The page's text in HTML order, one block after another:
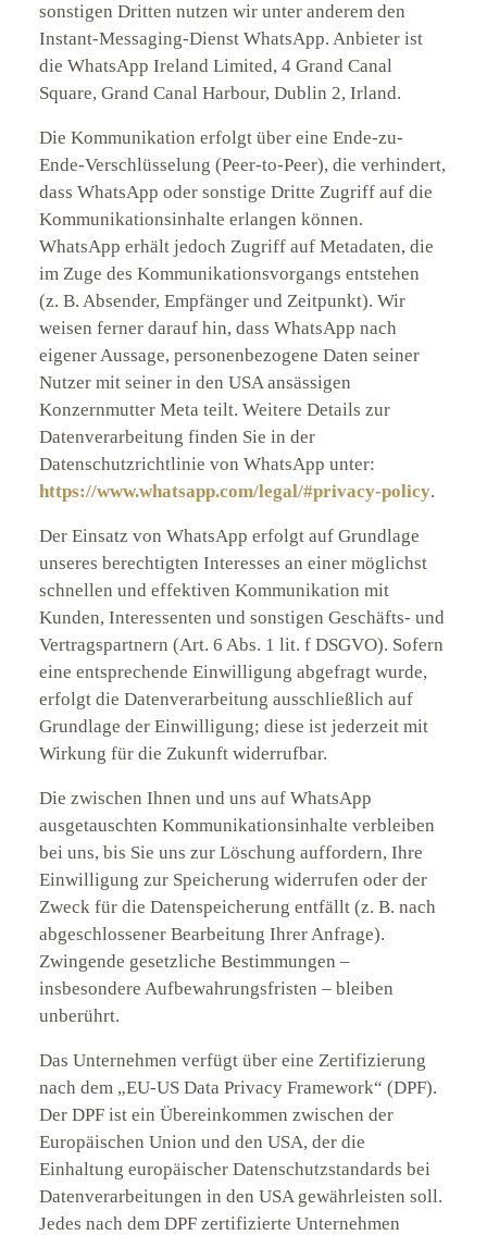
sonstigen Dritten nutzen wir unter anderem den
Instant-Messaging-Dienst WhatsApp. Anbieter ist
die WhatsApp Ireland Limited, 4 Grand Canal
Square, Grand Canal Harbour, Dublin 2, Irland.
Die Kommunikation erfolgt über eine Ende-zu-
Ende-Verschlüsselung (Peer-to-Peer), die verhindert,
dass WhatsApp oder sonstige Dritte Zugriff auf die
Kommunikationsinhalte erlangen können.
WhatsApp erhält jedoch Zugriff auf Metadaten, die
im Zuge des Kommunikationsvorgangs entstehen
(z. B. Absender, Empfänger und Zeitpunkt). Wir
weisen ferner darauf hin, dass WhatsApp nach
eigener Aussage, personenbezogene Daten seiner
Nutzer mit seiner in den USA ansässigen
Konzernmutter Meta teilt. Weitere Details zur
Datenverarbeitung finden Sie in der
Datenschutzrichtlinie von WhatsApp unter:
https://www.whatsapp.com/legal/#privacy-policy.
Der Einsatz von WhatsApp erfolgt auf Grundlage
unseres berechtigten Interesses an einer möglichst
schnellen und effektiven Kommunikation mit
Kunden, Interessenten und sonstigen Geschäfts- und
Vertragspartnern (Art. 6 Abs. 1 lit. f DSGVO). Sofern
eine entsprechende Einwilligung abgefragt wurde,
erfolgt die Datenverarbeitung ausschließlich auf
Grundlage der Einwilligung; diese ist jederzeit mit
Wirkung für die Zukunft widerrufbar.
Die zwischen Ihnen und uns auf WhatsApp
ausgetauschten Kommunikationsinhalte verbleiben
bei uns, bis Sie uns zur Löschung auffordern, Ihre
Einwilligung zur Speicherung widerrufen oder der
Zweck für die Datenspeicherung entfällt (z. B. nach
abgeschlossener Bearbeitung Ihrer Anfrage).
Zwingende gesetzliche Bestimmungen –
insbesondere Aufbewahrungsfristen – bleiben
unberührt.
Das Unternehmen verfügt über eine Zertifizierung
nach dem „EU-US Data Privacy Framework“ (DPF).
Der DPF ist ein Übereinkommen zwischen der
Europäischen Union und den USA, der die
Einhaltung europäischer Datenschutzstandards bei
Datenverarbeitungen in den USA gewährleisten soll.
Jedes nach dem DPF zertifizierte Unternehmen